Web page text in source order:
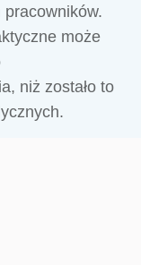
może
niż zostało to